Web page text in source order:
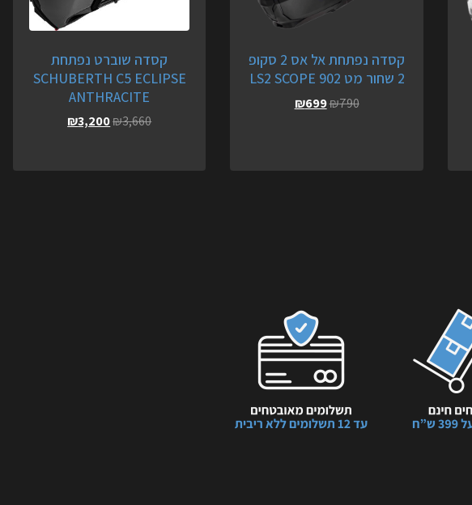
קסדה נפתחת אל אס 2 סקופ
2 שחור מט LS2 SCOPE 902
₪790
₪699
קסדה שוברט נפתחת
SCHUBERTH C5 ECLIPSE
ANTHRACITE
₪3,660
₪3,200